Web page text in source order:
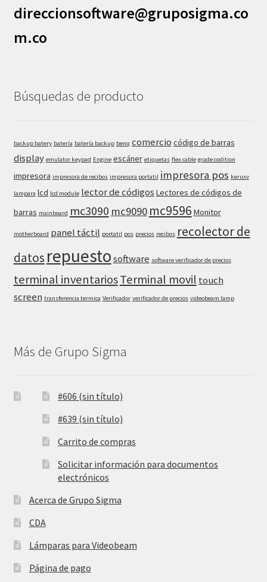
direccionsoftware@gruposigma.co
m.co
Búsquedas de producto
backup batery batería batería backup benq comercio código de barras
display emulator keypad Engine escáner etiquetas flex cable grade codition
impresora impresora de recibos impresora portatil impresora pos keruxv
lampara lcd lcd module lector de códigos Lectores de códigos de
barras mainboard mc3090 mc9090 mc9596 Monitor
motherboard panel táctil portatil pos precios recibos recolector de
datos repuestosoftware software verificador de precios
terminal inventariosTerminal movil touch
screen transferencia termica Verificador verificador de precios videobeam lamp
Más de Grupo Sigma
#606 (sin título)
#639 (sin título)
Carrito de compras
Solicitar información para documentos
electrónicos
Acerca de Grupo Sigma
CDA
Lámparas para Videobeam
Página de pago